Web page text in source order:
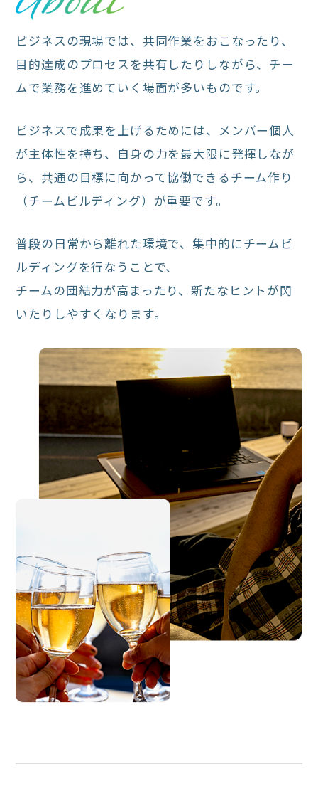
ビジネスの現場では、共同作業をおこなったり、
目的達成のプロセスを共有したりしながら、チー
ムで業務を進めていく場面が多いものです。
ビジネスで成果を上げるためには、メンバー個人
が主体性を持ち、自身の力を最大限に発揮しなが
ら、共通の目標に向かって協働できるチーム作り
（チームビルディング）が重要です。
普段の日常から離れた環境で、集中的にチームビ
ルディングを行なうことで、
チームの団結力が高まったり、新たなヒントが閃
いたりしやすくなります。